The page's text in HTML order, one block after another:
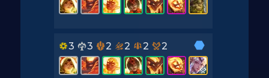
3 3 2 2 2 2